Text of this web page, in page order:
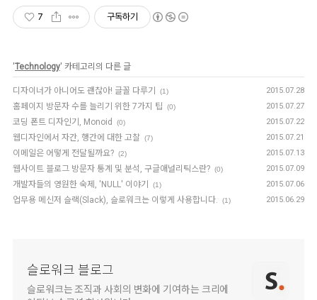
7 구독하기
'Technology' 카테고리의 다른 글
디자이너가 아니어도 괜찮아! 글꼴 다루기 (1) 2015.07.28
홈페이지 방문자 수를 늘리기 위한 7가지 팁 (0) 2015.07.27
코딩 폰트 디자인기, Monoid (0) 2015.07.22
웹디자인에서 자간, 행간에 대한 고찰 (7) 2015.07.21
이메일은 어떻게 전달될까요? (2) 2015.07.13
웹사이트 블로그 방문자 통계 및 분석, 구글애널리틱스란? (0) 2015.07.09
개발자들의 영원한 숙제, 'NULL' 이야기 (1) 2015.07.06
업무용 메신저 슬랙(Slack), 슬로워크는 이렇게 사용합니다. (1) 2015.06.29
슬로워크 블로그
슬로워크는 조직과 사회의 변화에 기여하는 크리에